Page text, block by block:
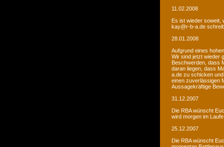
11.02.2008
Es ist wieder soweit,
kay@r-b-a.de
28.01.2008
Aufgrund eines
Wir sind jetzt wieder
Beschwerden, dass
daran liegen, dass
a.de zu schicken
einen zuverlässigen
Aussagekräftige
31.12.2007
Die RBA wünscht
wird morgen im
25.12.2007
Die RBA wünscht